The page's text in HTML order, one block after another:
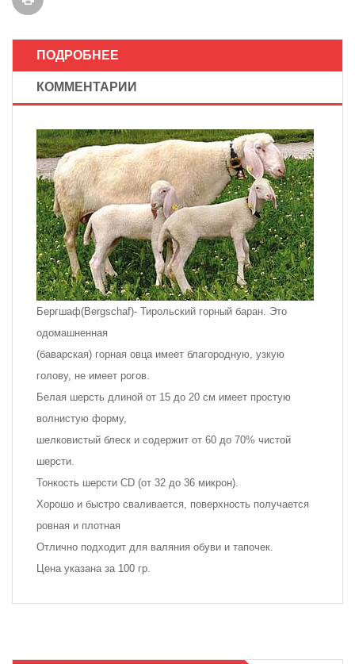
ПОДРОБНЕЕ
КОММЕНТАРИИ
Бергшаф(Bergschaf)- Тирольский горный баран. Это
одомашненная
(баварская) горная овца имеет благородную, узкую
голову, не имеет рогов.
Белая шерсть длиной от 15 до 20 см имеет простую
волнистую форму,
шелковистый блеск и содержит от 60 до 70% чистой
шерсти.
Тонкость шерсти CD (от 32 до 36 микрон).
Хорошо и быстро сваливается, поверхность получается
ровная и плотная
Отлично подходит для валяния обуви и тапочек.
Цена указана за 100 гр.